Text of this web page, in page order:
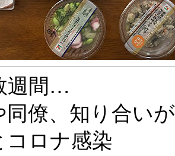
週間…
同僚、知り合いが
コロナ感染